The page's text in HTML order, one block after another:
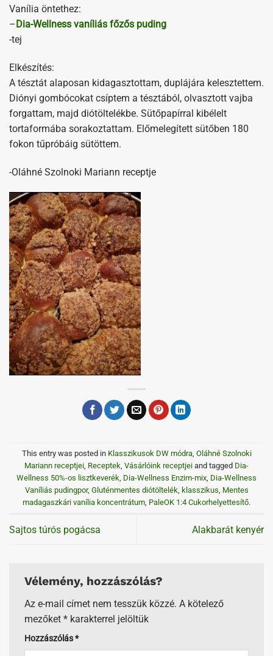
Vanília öntethez:
–Dia-Wellness vaníliás főzős puding
-tej
Elkészítés:
A tésztát alaposan kidagasztottam, duplájára kelesztettem.
Diónyi gombócokat csíptem a tésztából, olvasztott vajba
forgattam, majd diótöltelékbe. Sütőpapírral kibélelt
tortaformába sorakoztattam. Előmelegített sütőben 180
fokon tűpróbáig sütöttem.
-Oláhné Szolnoki Mariann receptje
This entry was posted in Klasszikusok DW módra, Oláhné Szolnoki
Mariann receptjei Receptek Vásárlóink receptjei and tagged Dia-
Wellness 50%-os lisztkeverék Dia-Wellness Enzim-mix Dia-Wellness
Vaníliás pudingpor, Gluténmentes diótöltelék klasszikus Mentes
madagaszkári vanília koncentrátum PaleOK 1:4 Cukorhelyettesítő.
Sajtos túrós pogácsa Alakbarát kenyér
Vélemény, hozzászólás?
Az e-mail címet nem tesszük közzé. A kötelező
mezőket * karakterrel jelöltük
Hozzászólás*